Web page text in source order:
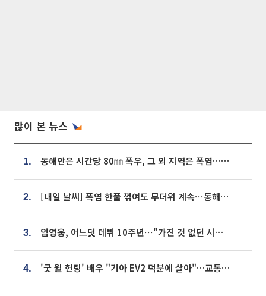
많이 본 뉴스
1. 동해안은 시간당 80㎜ 폭우, 그 외 지역은 폭염…‘극과 극 날씨’
2. [내일 날씨] 폭염 한풀 꺾여도 무더위 계속⋯동해안 이틀 연속 비
3. 임영웅, 어느덧 데뷔 10주년⋯"가진 것 없던 시절, 내 앞엔 20명의 팬뿐"
4. '굿 윌 헌팅' 배우 "기아 EV2 덕분에 살아"…교통사고 후 안전성 극찬